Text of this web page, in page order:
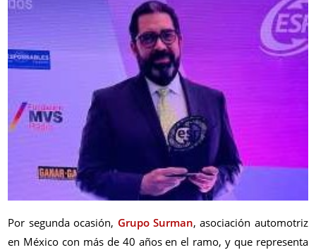
Por segunda ocasión, Grupo Surman, asociación automotriz
en México con más de 40 años en el ramo, y que representa